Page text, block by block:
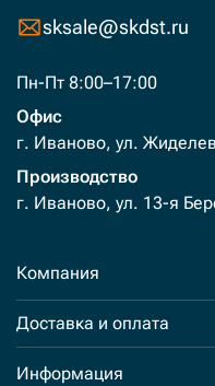
sksale@skdst.ru
Пн-Пт 8:00–17:00
Офис
г. Иваново, ул.
Производство
г. Иваново, ул. 13-я
Компания
Доставка и оплата
Информация